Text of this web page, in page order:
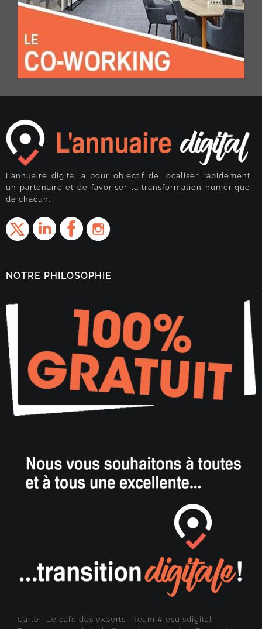
L’annuaire digital a pour objectif de localiser rapidement
un partenaire et de favoriser la transformation numérique
de chacun.
NOTRE PHILOSOPHIE
Carte Le café des experts
Team #jesuisdigital